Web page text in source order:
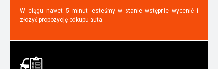
W ciągu nawet 5 minut jesteśmy w stanie wstępnie wycenić i
złozyć propozycję odkupu auta.